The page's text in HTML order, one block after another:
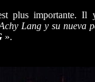
plus importante. Il
Lang y su nueva
».